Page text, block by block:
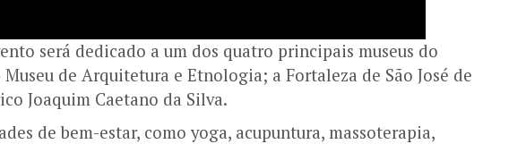
será dedicado a um dos quatro principais museus do
Museu de Arquitetura e Etnologia; a Fortaleza de São José de
Joaquim Caetano da Silva.
de bem-estar, como yoga, acupuntura, massoterapia,